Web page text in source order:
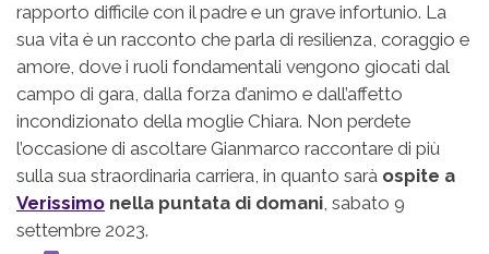
rapporto difficile con il padre e un grave infortunio. La
sua vita è un racconto che parla di resilienza, coraggio e
amore, dove i ruoli fondamentali vengono giocati dal
campo di gara, dalla forza d’animo e dall’affetto
incondizionato della moglie Chiara. Non perdete
l’occasione di ascoltare Gianmarco raccontare di più
sulla sua straordinaria carriera, in quanto sarà ospite a
Verissimo nella puntata di domani, sabato 9
settembre 2023.